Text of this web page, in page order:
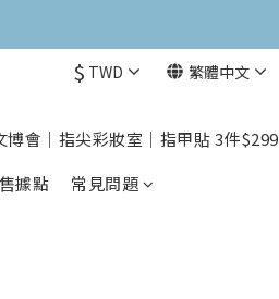
$ TWD 繁體中文
博會｜指尖彩妝室｜指甲貼 3件$299
據點
常見問題